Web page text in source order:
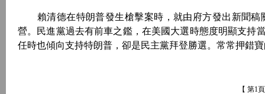
賴清德在特朗普發生槍擊案時，就由府方發出新聞稿
營。民進黨過去有前車之鑑，在美國大選時態度明顯支持
任時也傾向支持特朗普，卻是民主黨拜登勝選。常常押錯
【 第1